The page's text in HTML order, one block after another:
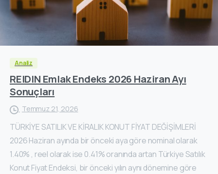
Analiz
REIDIN Emlak Endeks 2026 Haziran Ayı
Sonuçları
Temmuz 21, 2026
TÜRKİYE SATILIK VE KİRALIK KONUT FİYAT DEĞİŞİMLERİ
2026 Haziran ayında bir önceki aya göre nominal olarak
1.40% , reel olarak ise 0.41% oranında artan Türkiye Satılık
Konut Fiyat Endeksi, bir önceki yılın aynı dönemine göre